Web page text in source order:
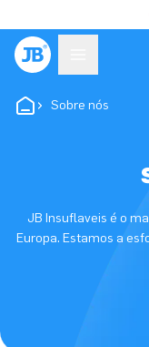
Sobre nós
JB Insuflaveis é o
Europa. Estamos a